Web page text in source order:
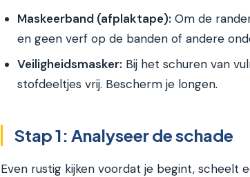
Maskeerband (afplaktape): Om de
en geen verf op de banden of andere
Veiligheidsmasker: Bij het schuren van
stofdeeltjes vrij. Bescherm je longen.
Stap 1: Analyseer de schade
Even rustig kijken voordat je begint, scheelt